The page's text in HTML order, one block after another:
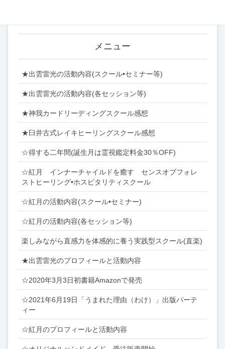
メニュー
★出雲雷光の活動内容(スクール•セミナー等)
★出雲雷光の活動内容(各セッション等)
★神我カードリーディングスクール感想
★臼井古式レイキヒーリングスクール感想
☆得する二年間(誕生月は霊視鑑定料金30％OFF)
☆紅月 インナーチャイルドを癒す センスオブフォレ
ストヒーリング•ホスピタリティスクール
☆紅月の活動内容(スクール•セミナー)
☆紅月の活動内容(各セッション等)
楽しみながら直感力を体感的に養う実践型スクール(直楽)
★出雲雷光のプロフィールと活動内容
☆2020年3月3日初書籍Amazonで発売
☆2021年6月19日「うまれた理由（わけ）」出版パーテ
ィー
☆紅月のプロフィールと活動内容